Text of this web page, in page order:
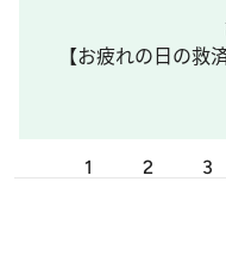
【お疲れの日の救
1 2 3